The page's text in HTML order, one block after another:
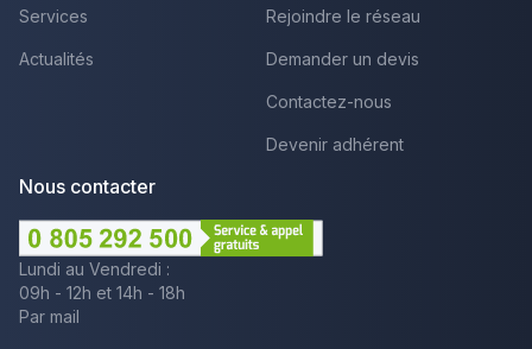
Services
Actualités
Rejoindre le réseau
Demander un devis
Contactez-nous
Devenir adhérent
Nous contacter
Lundi au Vendredi :
09h - 12h et 14h - 18h
Par mail